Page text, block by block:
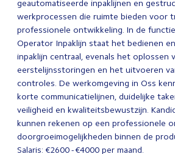
geautomatiseerde inpaklijnen en
werkprocessen die ruimte bieden voor
professionele ontwikkeling. In de
Operator Inpaklijn staat het bedienen
inpaklijn centraal, evenals het oplossen
eerstelijnsstoringen en het uitvoeren
controles. De werkomgeving in Oss
korte communicatielijnen, duidelijke
veiligheid en kwaliteitsbewustzijn.
kunnen rekenen op een professionele
doorgroeimogelijkheden binnen de
Salaris: €2600 - €4000 per maand.